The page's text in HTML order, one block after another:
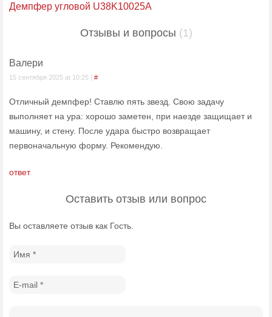
Демпфер угловой U38K10025А
Отзывы и вопросы (1)
Валери
15 сентября 2025 at 10:25 | #
Отличный демпфер! Ставлю пять звезд. Свою задачу
выполняет на ура: хорошо заметен, при наезде защищает и
машину, и стену. После удара быстро возвращает
первоначальную форму. Рекомендую.
ответ
Оставить отзыв или вопрос
Вы оставляете отзыв как Гость.